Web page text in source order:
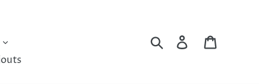
RechercherSe connecter